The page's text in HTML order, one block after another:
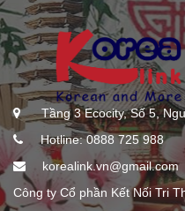
Tầng 3 Ecocity, Số 5,
Hotline: 0888 725 988
korealink.vn@gmail.com
Công ty Cổ phần Kết Nối Tri